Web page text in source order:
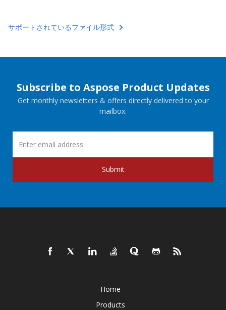
サポートされているファイル形式
Subscribe to Aspose Product Updates
Get monthly newsletters & offers directly delivered to your
mailbox.
Submit
Home
Products